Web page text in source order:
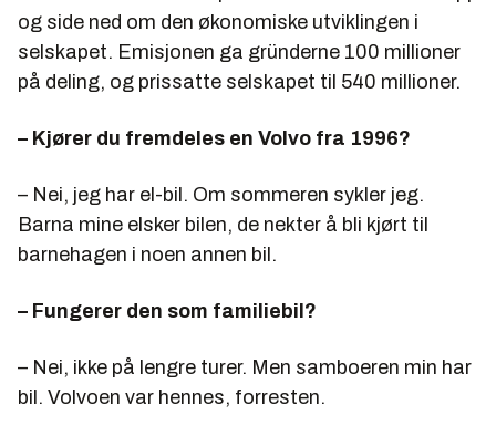
og side ned om den økonomiske utviklingen i
selskapet. Emisjonen ga gründerne 100 millioner
på deling, og prissatte selskapet til 540 millioner.
– Kjører du fremdeles en Volvo fra 1996?
– Nei, jeg har el-bil. Om sommeren sykler jeg.
Barna mine elsker bilen, de nekter å bli kjørt til
barnehagen i noen annen bil.
– Fungerer den som familiebil?
– Nei, ikke på lengre turer. Men samboeren min har
bil. Volvoen var hennes, forresten.